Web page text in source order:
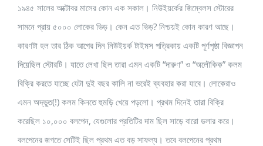
১৯৪৫ সালের অক্টোবর মাসের কোন এক সকাল। নিউইয়র্কের জিম্বেলস স্টোরের
সামনে প্রায় ৫০০০ লোকের ভিড়। কেন এত ভিড়? নিশ্চয়ই কোন কারণ আছে।
কারণটা হল তার ঠিক আগের দিন নিউইয়র্ক টাইমস পত্রিকায় একটি পূর্ণপৃষ্ঠা বিজ্ঞাপন
দিয়েছিল স্টোরটি। যাতে লেখা ছিল তারা এমন একটি “দারুণ” ও “অলৌকিক” কলম
বিক্রি করতে যাচ্ছে যেটা দুই বছর কালি না ভরেই ব্যবহার করা যাবে। লোকেরাও
এমন অদ্ভুত(!) কলম কিনতে হুমড়ি খেয়ে পড়লো। প্রথম দিনেই তারা বিক্রি
করেছিল ১০,০০০ বলপেন, যেগুলোর প্রতিটির দাম ছিল সাড়ে বারো ডলার করে।
বলপেনের জগতে সেটিই ছিল প্রথম এত বড় সাফল্য। তবে বলপেনের প্রথম